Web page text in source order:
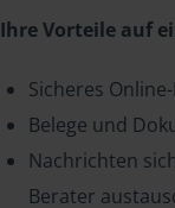
Ihre Vorteile auf
Sicheres
Belege und
Nachrichten
Berater